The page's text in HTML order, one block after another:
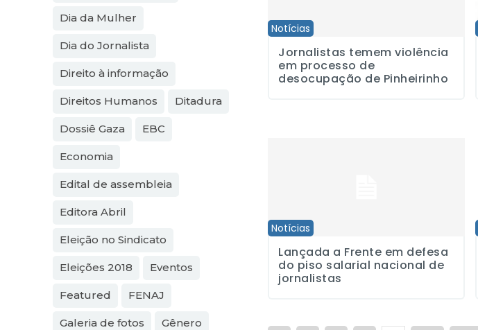
Dia da Mulher
Dia do Jornalista
Direito à informação
Direitos Humanos Ditadura
Dossiê Gaza EBC
Economia
Edital de assembleia
Editora Abril
Eleição no Sindicato
Eleições 2018 Eventos
Featured FENAJ
Galeria de fotos Gênero
Notícias
Jornalistas temem violência
em processo de
desocupação de Pinheirinho
Notícias
Lançada a Frente em defesa
do piso salarial nacional de
jornalistas